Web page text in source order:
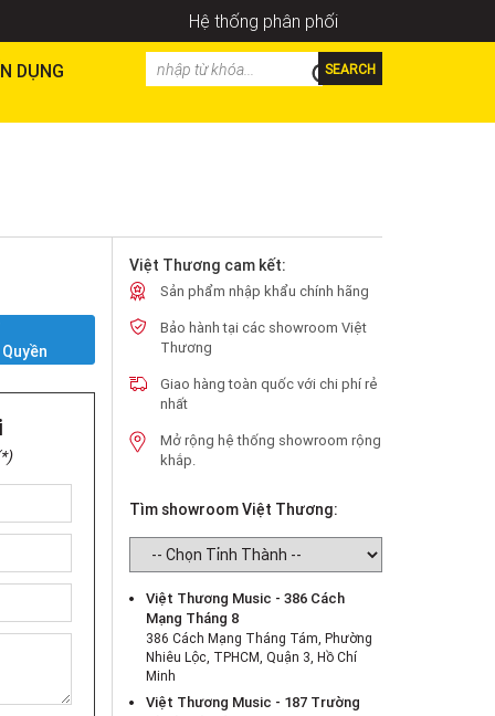
Hệ thống phân phối
DỤNG SEARCH
Việt Thương cam kết:
Sản phẩm nhập khẩu chính hãng
Bảo hành tại các showroom Việt
Thương
Giao hàng toàn quốc với chi phí rẻ
nhất
Mở rộng hệ thống showroom rộng
khắp.
Tìm showroom Việt Thương:
Việt Thương Music - 386 Cách
Mạng Tháng 8
386 Cách Mạng Tháng Tám, Phường
Nhiêu Lộc, TPHCM, Quận 3, Hồ Chí
Minh
Việt Thương Music - 187 Trường